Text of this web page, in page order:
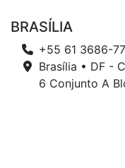
BRASÍLIA
+55 61 3686-
Brasília • DF -
6 Conjunto A